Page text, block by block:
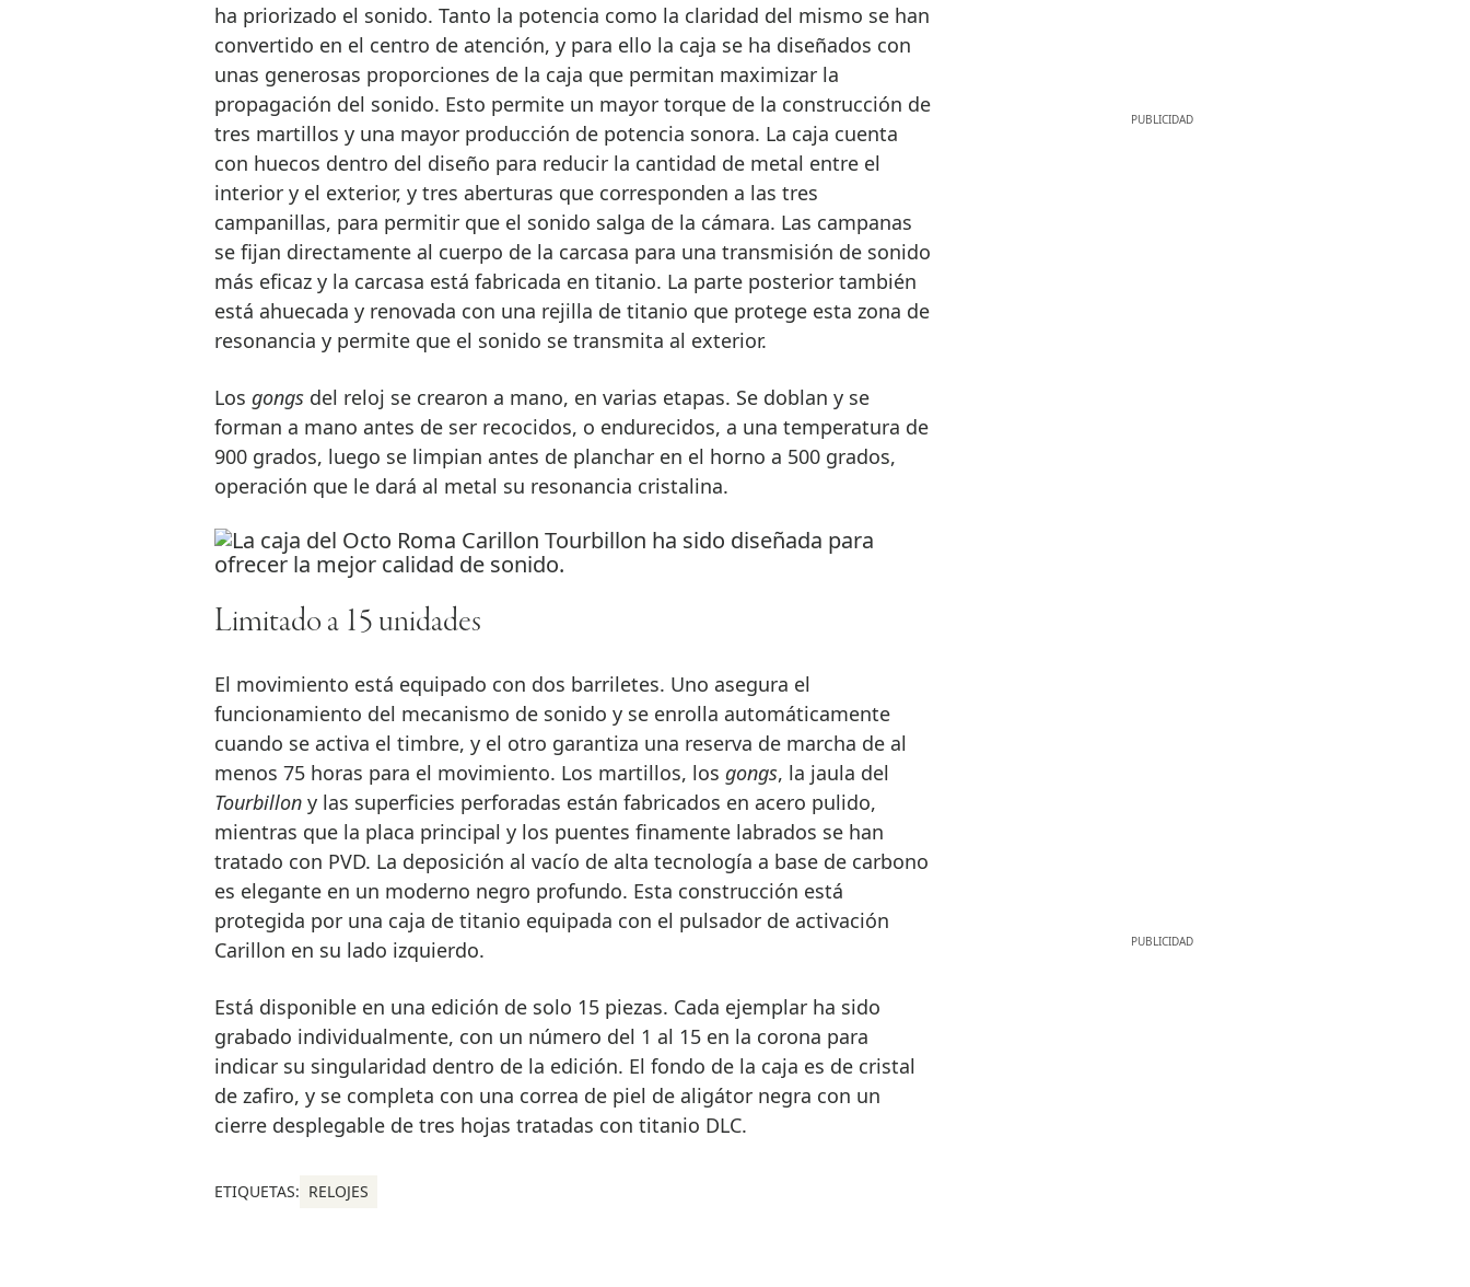
ha priorizado el sonido. Tanto la potencia como la claridad del mismo se han
convertido en el centro de atención, y para ello la caja se ha diseñados con
unas generosas proporciones de la caja que permitan maximizar la
propagación del sonido. Esto permite un mayor torque de la construcción de
tres martillos y una mayor producción de potencia sonora. La caja cuenta
con huecos dentro del diseño para reducir la cantidad de metal entre el
interior y el exterior, y tres aberturas que corresponden a las tres
campanillas, para permitir que el sonido salga de la cámara. Las campanas
se fijan directamente al cuerpo de la carcasa para una transmisión de sonido
más eficaz y la carcasa está fabricada en titanio. La parte posterior también
está ahuecada y renovada con una rejilla de titanio que protege esta zona de
resonancia y permite que el sonido se transmita al exterior.
Los gongsdel reloj se crearon a mano, en varias etapas. Se doblan y se
forman a mano antes de ser recocidos, o endurecidos, a una temperatura de
900 grados, luego se limpian antes de planchar en el horno a 500 grados,
operación que le dará al metal su resonancia cristalina.
Limitado a 15 unidades
El movimiento está equipado con dos barriletes. Uno asegura el
funcionamiento del mecanismo de sonido y se enrolla automáticamente
cuando se activa el timbre, y el otro garantiza una reserva de marcha de al
menos 75 horas para el movimiento. Los martillos, los gongs, la jaula del
Tourbillony las superficies perforadas están fabricados en acero pulido,
mientras que la placa principal y los puentes finamente labrados se han
tratado con PVD. La deposición al vacío de alta tecnología a base de carbono
es elegante en un moderno negro profundo. Esta construcción está
protegida por una caja de titanio equipada con el pulsador de activación
Carillon en su lado izquierdo.
Está disponible en una edición de solo 15 piezas. Cada ejemplar ha sido
grabado individualmente, con un número del 1 al 15 en la corona para
indicar su singularidad dentro de la edición. El fondo de la caja es de cristal
de zafiro, y se completa con una correa de piel de aligátor negra con un
cierre desplegable de tres hojas tratadas con titanio DLC.
ETIQUETAS: RELOJES